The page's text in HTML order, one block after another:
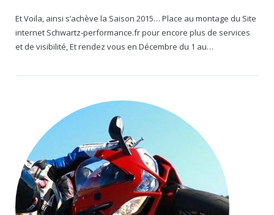
Et Voila, ainsi s’achève la Saison 2015… Place au montage du Site
internet Schwartz-performance.fr pour encore plus de services
et de visibilité, Et rendez vous en Décembre du 1 au…